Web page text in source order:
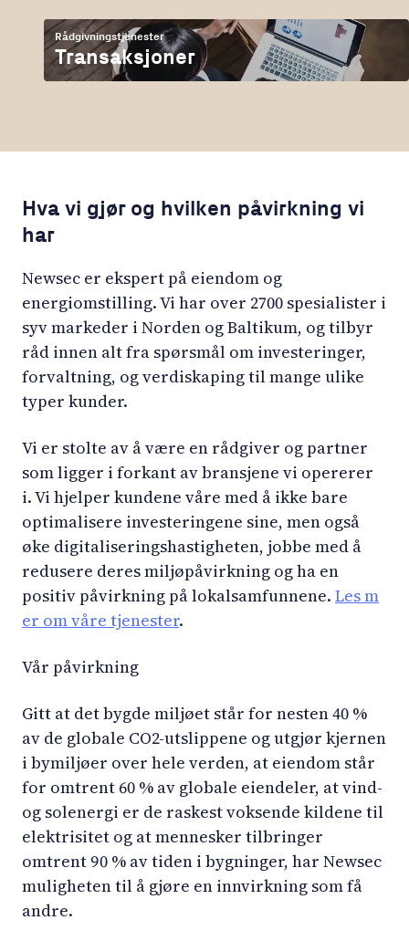
Rådgivningstjenester
Transaksjoner
Hva vi gjør og hvilken påvirkning vi
har
Newsec er ekspert på eiendom og
energiomstilling. Vi har over 2700 spesialister i
syv markeder i Norden og Baltikum, og tilbyr
råd innen alt fra spørsmål om investeringer,
forvaltning, og verdiskaping til mange ulike
typer kunder.
Vi er stolte av å være en rådgiver og partner
som ligger i forkant av bransjene vi opererer
i. Vi hjelper kundene våre med å ikke bare
optimalisere investeringene sine, men også
øke digitaliseringshastigheten, jobbe med å
redusere deres miljøpåvirkning og ha en
positiv påvirkning på lokalsamfunnene. Les m
er om våre tjenester.
Vår påvirkning
Gitt at det bygde miljøet står for nesten 40 %
av de globale CO2-utslippene og utgjør kjernen
i bymiljøer over hele verden, at eiendom står
for omtrent 60 % av globale eiendeler, at vind-
og solenergi er de raskest voksende kildene til
elektrisitet og at mennesker tilbringer
omtrent 90 % av tiden i bygninger, har Newsec
muligheten til å gjøre en innvirkning som få
andre.